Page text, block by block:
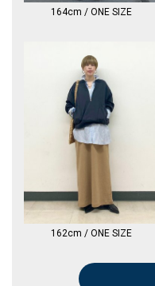
164cm / ONE SIZE
162cm / ONE SIZE